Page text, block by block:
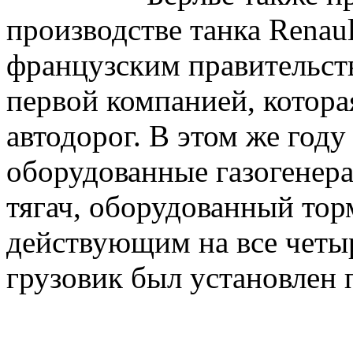
производстве танка
французским
первой компанией,
автодорог. В этом же
оборудованные
тягач, оборудованный
действующим на все
грузовик был